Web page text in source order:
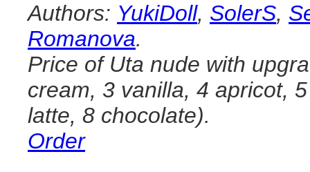
Authors: YukiDoll, SolerS,
Romanova.
Price of Uta nude with
cream, 3 vanilla, 4 apricot,
latte, 8 chocolate).
Order